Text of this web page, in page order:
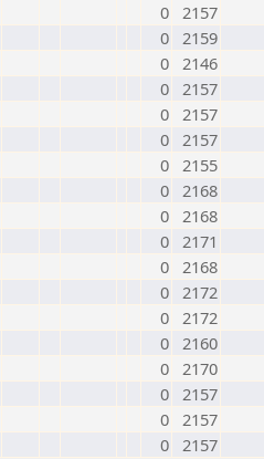
0 2157
0 2159
0 2146
0 2157
0 2157
0 2157
0 2155
0 2168
0 2168
0 2171
0 2168
0 2172
0 2172
0 2160
0 2170
0 2157
0 2157
0 2157